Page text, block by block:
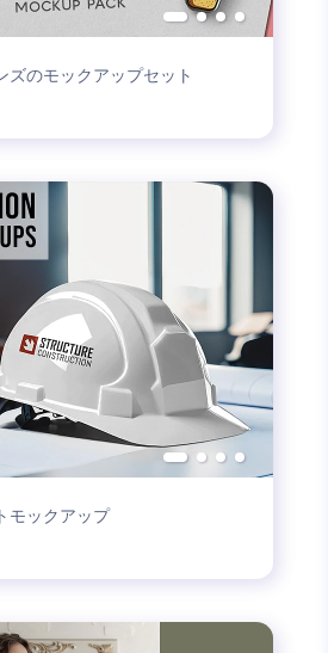
ズのモックアップセット
モックアップ